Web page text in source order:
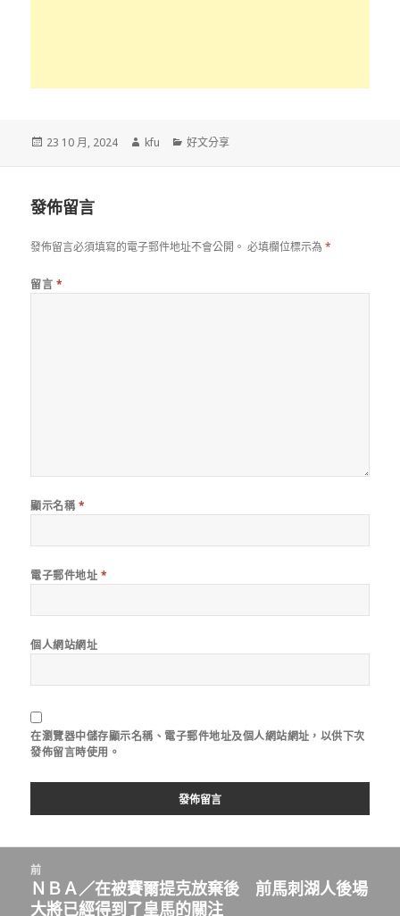
發
23 10 月, 2024
作
kfu
分
好文分享
發佈留言
發佈留言必須填寫的電子郵件地址不會公開。 必填欄位標示為*
留言 *
顯示名稱 *
電子郵件地址 *
個人網站網址
在瀏覽器中儲存顯示名稱、電子郵件地址及個人網站網址，以供下次
發佈留言時使用。
前
上
一
ＮＢＡ／在被賽爾提克放棄後 前馬刺湖人後場
大將已經得到了皇馬的關注